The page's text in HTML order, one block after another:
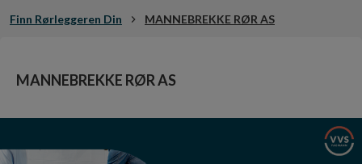
Finn Rørleggeren Din MANNEBREKKE RØR AS
MANNEBREKKE RØR AS